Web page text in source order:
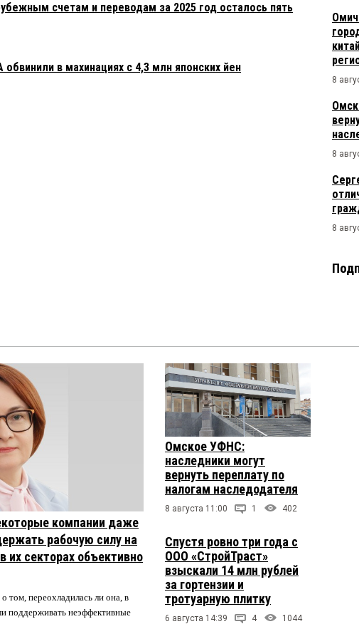
счетам и переводам за 2025 год осталось пять
в махинациях с 4,3 млн японских йен
8
8
8
компании даже
рабочую силу на
их секторах объективно
том, переохладилась ли она, в
поддерживать неэффективные
Омское УФНС:
наследники могут
вернуть переплату по
налогам наследодателя
8 августа 11:00 1 402
Спустя ровно три года с
ООО «СтройТраст»
взыскали 14 млн рублей
за гортензии и
тротуарную плитку
6 августа 14:39 4 1044